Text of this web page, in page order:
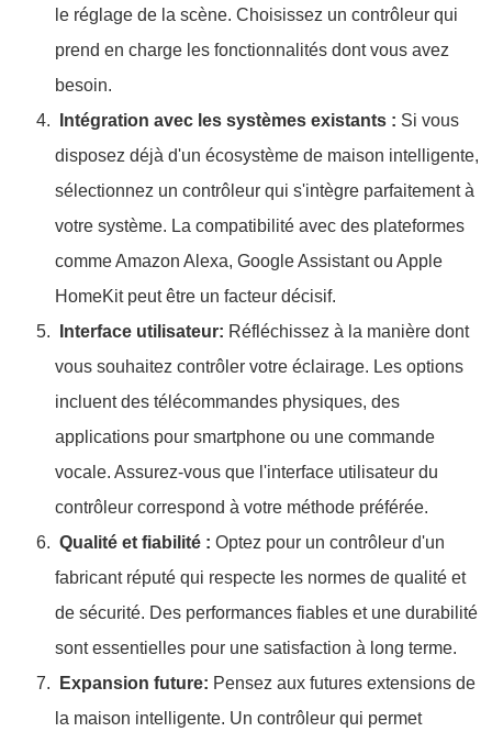
le réglage de la scène. Choisissez un contrôleur qui
prend en charge les fonctionnalités dont vous avez
besoin.
Intégration avec les systèmes existants : Si vous
disposez déjà d'un écosystème de maison intelligente,
sélectionnez un contrôleur qui s'intègre parfaitement à
votre système. La compatibilité avec des plateformes
comme Amazon Alexa, Google Assistant ou Apple
HomeKit peut être un facteur décisif.
Interface utilisateur: Réfléchissez à la manière dont
vous souhaitez contrôler votre éclairage. Les options
incluent des télécommandes physiques, des
applications pour smartphone ou une commande
vocale. Assurez-vous que l'interface utilisateur du
contrôleur correspond à votre méthode préférée.
Qualité et fiabilité : Optez pour un contrôleur d'un
fabricant réputé qui respecte les normes de qualité et
de sécurité. Des performances fiables et une durabilité
sont essentielles pour une satisfaction à long terme.
Expansion future: Pensez aux futures extensions de
la maison intelligente. Un contrôleur qui permet